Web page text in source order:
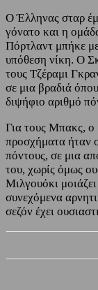
Ο Έλληνας σταρ
γόνατο και η
Πόρτλαντ μπήκε
υπόθεση νίκη. Ο
τους Τζέραμι
σε μια βραδιά
διψήφιο αριθμό
Για τους Μπακς, ο
προσχήματα ήταν
πόντους, σε μια
του, χωρίς όμως
Μιλγουόκι
συνεχόμενα
σεζόν έχει